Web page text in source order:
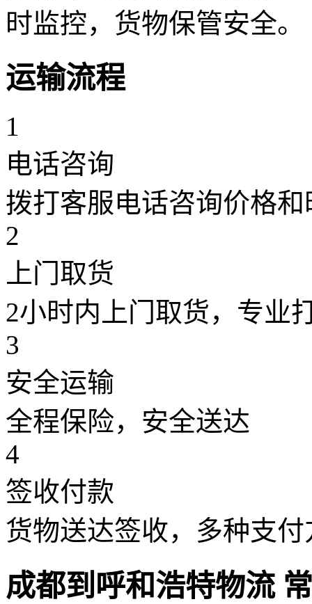
时监控，货物保管安全。
运输流程
1
电话咨询
拨打客服电话咨询价格和
2
上门取货
2小时内上门取货，专业
3
安全运输
全程保险，安全送达
4
签收付款
货物送达签收，多种支付
成都到呼和浩特物流